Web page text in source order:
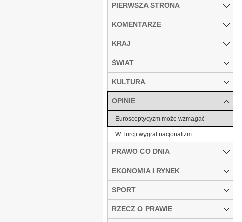
PIERWSZA STRONA
KOMENTARZE
KRAJ
ŚWIAT
KULTURA
OPINIE
Eurosceptycyzm może wzmagać
W Turcji wygrał nacjonalizm
PRAWO CO DNIA
EKONOMIA I RYNEK
SPORT
RZECZ O PRAWIE